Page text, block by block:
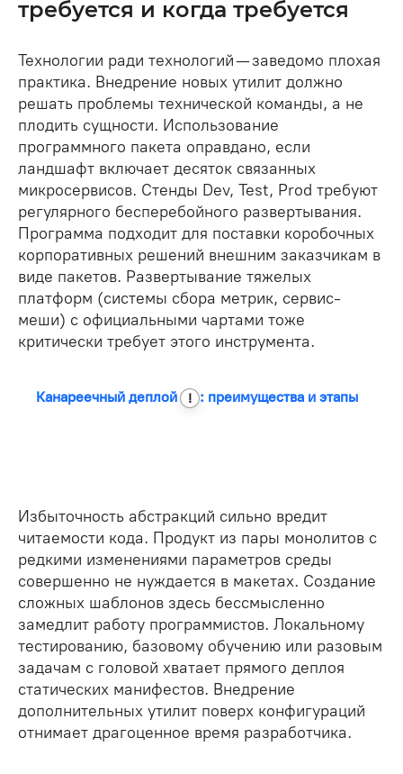
требуется и когда требуется
Технологии ради технологий — заведомо плохая
практика. Внедрение новых утилит должно
решать проблемы технической команды, а не
плодить сущности. Использование
программного пакета оправдано, если
ландшафт включает десяток связанных
микросервисов. Стенды Dev, Test, Prod требуют
регулярного бесперебойного развертывания.
Программа подходит для поставки коробочных
корпоративных решений внешним заказчикам в
виде пакетов. Развертывание тяжелых
платформ (системы сбора метрик, сервис-
меши) с официальными чартами тоже
критически требует этого инструмента.
Канареечный деплой ! : преимущества и этапы
Избыточность абстракций сильно вредит
читаемости кода. Продукт из пары монолитов с
редкими изменениями параметров среды
совершенно не нуждается в макетах. Создание
сложных шаблонов здесь бессмысленно
замедлит работу программистов. Локальному
тестированию, базовому обучению или разовым
задачам с головой хватает прямого деплоя
статических манифестов. Внедрение
дополнительных утилит поверх конфигураций
отнимает драгоценное время разработчика.